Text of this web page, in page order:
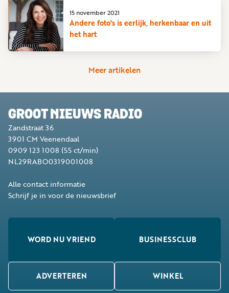
Andere foto's is eerlijk, herkenbaar en uit
het hart
15 november 2021
Meer artikelen
GROOT NIEUWS RADIO
Zandstraat 36
3901 CM Veenendaal
0909 123 1008 (55 ct/min)
NL29RABO0319001008
Alle contact informatie
Schrijf je in voor de nieuwsbrief
WORD NU VRIEND BUSINESSCLUB
ADVERTEREN WINKEL